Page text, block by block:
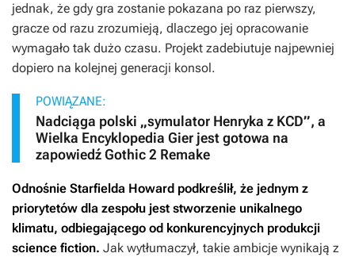
jednak, że gdy gra zostanie pokazana po raz pierwszy,
gracze od razu zrozumieją, dlaczego jej opracowanie
wymagało tak dużo czasu. Projekt zadebiutuje najpewniej
dopiero na kolejnej generacji konsol.
POWIĄZANE:
Nadciąga polski „symulator Henryka z KCD”, a
Wielka Encyklopedia Gier jest gotowa na
zapowiedź Gothic 2 Remake
Odnośnie Starfielda Howard podkreślił, że jednym z
priorytetów dla zespołu jest stworzenie unikalnego
klimatu, odbiegającego od konkurencyjnych produkcji
science fiction. Jak wytłumaczył, takie ambicje wynikają z